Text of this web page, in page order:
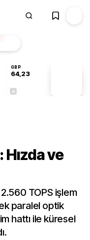
GBP
64,23
ve
TOPS işlem
paralel optik
hattı ile küresel